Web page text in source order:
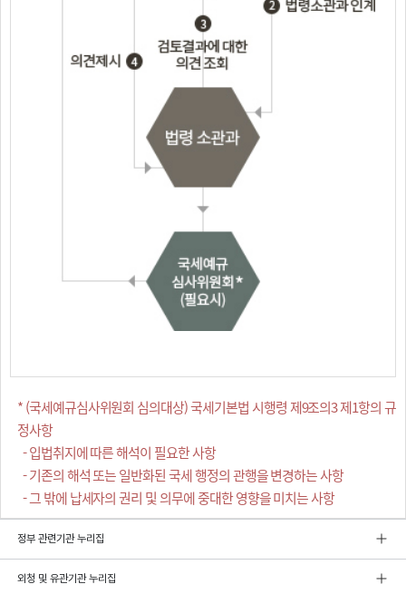
* (국세예규심사위원회 심의대상) 국세기본법 시행령 제9조의3 제1항의 규
정사항
- 입법취지에 따른 해석이 필요한 사항
- 기존의 해석 또는 일반화된 국세 행정의 관행을 변경하는 사항
- 그 밖에 납세자의 권리 및 의무에 중대한 영향을 미치는 사항
정부 관련기관 누리집
외청 및 유관기관 누리집